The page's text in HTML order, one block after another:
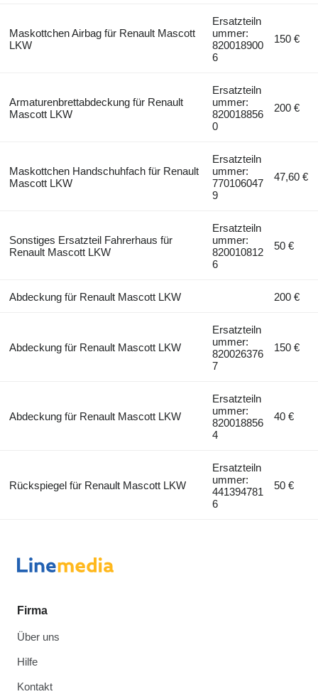
Maskottchen Airbag für Renault Mascott
LKW
Ersatzteiln
ummer:
820018900
6
150 €
Armaturenbrettabdeckung für Renault
Mascott LKW
Ersatzteiln
ummer:
820018856
0
200 €
Maskottchen Handschuhfach für Renault
Mascott LKW
Ersatzteiln
ummer:
770106047
9
47,60 €
Sonstiges Ersatzteil Fahrerhaus für
Renault Mascott LKW
Ersatzteiln
ummer:
820010812
6
50 €
Abdeckung für Renault Mascott LKW 200 €
Abdeckung für Renault Mascott LKW
Ersatzteiln
ummer:
820026376
7
150 €
Abdeckung für Renault Mascott LKW
Ersatzteiln
ummer:
820018856
4
40 €
Rückspiegel für Renault Mascott LKW
Ersatzteiln
ummer:
441394781
6
50 €
Firma
Über uns
Hilfe
Kontakt